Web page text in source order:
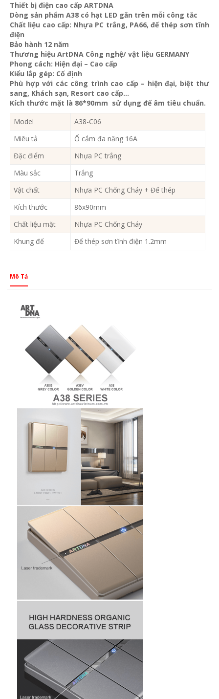
Thiết bị điện cao cấp ARTDNA
Dòng sản phẩm A38 có hạt LED gắn trên mỗi công tắc
Chất liệu cao cấp: Nhựa PC trắng, PA66, đế thép sơn tĩnh
điện
Bảo hành 12 năm
Thương hiệu ArtDNA Công nghệ/ vật liệu GERMANY
Phong cách: Hiện đại – Cao cấp
Kiểu lắp gép: Cố định
Phù hợp với các công trình cao cấp – hiện đại, biệt thư
sang, Khách sạn, Resort cao cấp…
Kích thước mặt là 86*90mm sử dụng đế âm tiêu chuẩn.
Model
A38-C06
Miêu tả
Ổ cắm đa năng 16A
Đặc điểm
Nhựa PC trắng
Màu sắc
Trắng
Vật chất
Nhựa PC Chống Cháy + Đế thép
Kích thước
86x90mm
Chất liệu mặt
Nhựa PC Chống Cháy
Khung đế
Đế thép sơn tĩnh điện 1.2mm
Mô Tả